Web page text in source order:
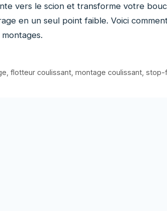
vers le scion et transforme votre
en un seul point faible. Voici
, flotteur coulissant, montage coulissant, stop-